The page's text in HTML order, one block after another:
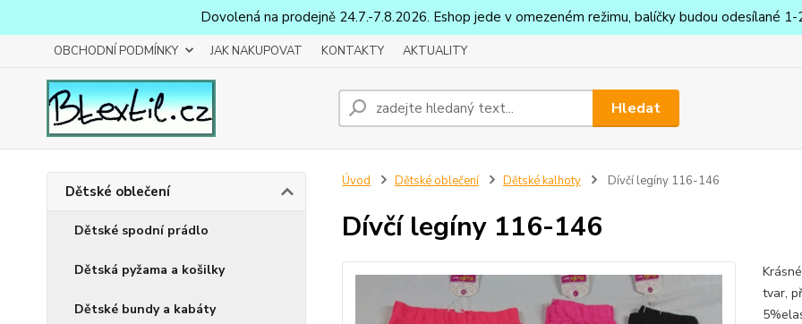
Dovolená na prodejně 24.7.-7.8.2026. Eshop jede v omezeném režimu, balíčky budou odesílané
OBCHODNÍ PODMÍNKY JAK NAKUPOVAT KONTAKTY AKTUALITY
Hledat
Dětské oblečení
Dětské spodní prádlo
Dětská pyžama a košilky
Dětské bundy a kabáty
Úvod Dětské oblečení Dětské kalhoty Dívčí legíny 116-146
Dívčí legíny 116-146
tvar,